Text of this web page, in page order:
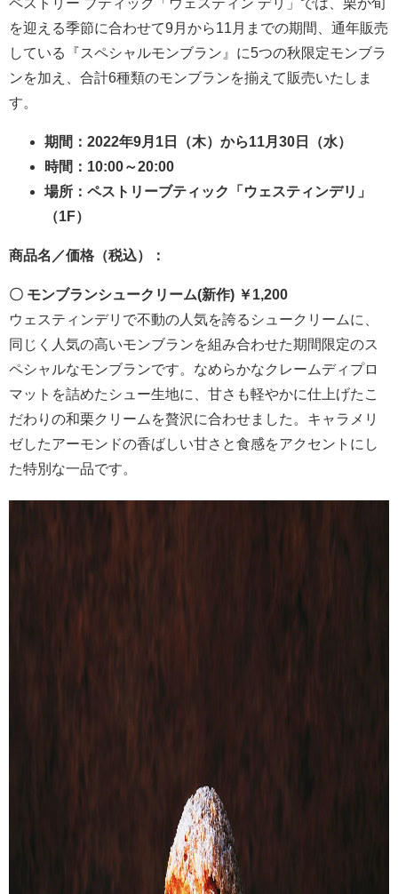
ペストリー ブティック「ウェスティン デリ」では、栗が旬
を迎える季節に合わせて9月から11月までの期間、通年販売
している『スペシャルモンブラン』に5つの秋限定モンブラ
ンを加え、合計6種類のモンブランを揃えて販売いたしま
す。
期間：2022年9月1日（木）から11月30日（水）
時間：10:00～20:00
場所：ペストリーブティック「ウェスティンデリ」
（1F）
商品名／価格（税込）：
〇 モンブランシュークリーム(新作) ￥1,200
ウェスティンデリで不動の人気を誇るシュークリームに、
同じく人気の高いモンブランを組み合わせた期間限定のス
ペシャルなモンブランです。なめらかなクレームディプロ
マットを詰めたシュー生地に、甘さも軽やかに仕上げたこ
だわりの和栗クリームを贅沢に合わせました。キャラメリ
ゼしたアーモンドの香ばしい甘さと食感をアクセントにし
た特別な一品です。